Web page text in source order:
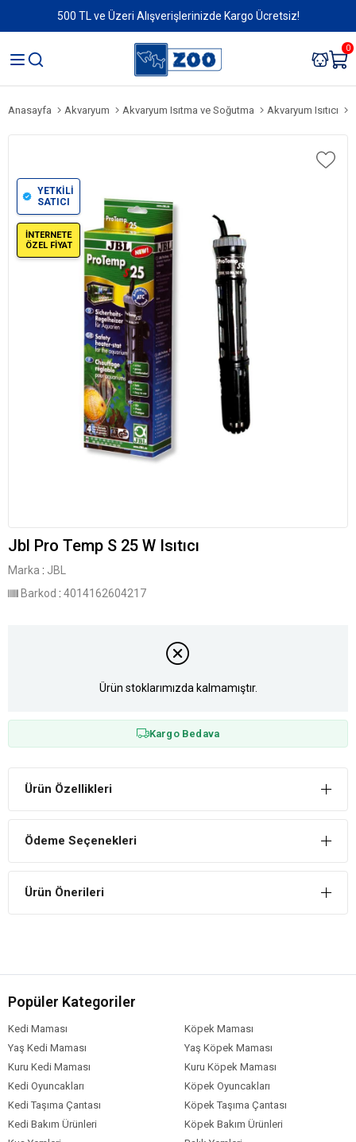
500 TL ve Üzeri Alışverişlerinizde Kargo Ücretsiz!
0
Anasayfa Akvaryum Akvaryum Isıtma ve Soğutma Akvaryum Isıtıcı
YETKİLİ
SATICI
İNTERNETE
ÖZEL FİYAT
Jbl Pro Temp S 25 W Isıtıcı
Marka : JBL
Barkod : 4014162604217
Ürün stoklarımızda kalmamıştır.
Kargo Bedava
Ürün Özellikleri
Ödeme Seçenekleri
Ürün Önerileri
Popüler Kategoriler
Kedi Maması
Köpek Maması
Yaş Kedi Maması
Yaş Köpek Maması
Kuru Kedi Maması
Kuru Köpek Maması
Kedi Oyuncakları
Köpek Oyuncakları
Kedi Taşıma Çantası
Köpek Taşıma Çantası
Kedi Bakım Ürünleri
Köpek Bakım Ürünleri